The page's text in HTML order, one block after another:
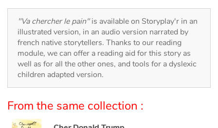
At school
Festivals and events
Love and friendship
Social issues
Emotions and feelings
"Va chercher le pain"is available on Storyplay'r in an
illustrated version, in an audio version narrated by
french native storytellers. Thanks to our reading
module, we can offer a reading aid for this story as
well as for all the other ones, and tools for a dyslexic
children adapted version.
From the same collection :